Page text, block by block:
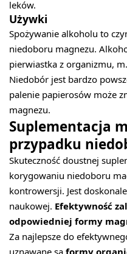
leków.
Używki
Spożywanie alkoholu to
niedoboru magnezu.
pierwiastka z organizmu,
Niedobór jest bardzo
palenie papierosów może
magnezu.
Suplementacja
przypadku
Skuteczność doustnej
korygowaniu niedoboru
kontrowersji. Jest
naukowej. Efektywność
odpowiedniej formy
Za najlepsze do
uznawane są formy